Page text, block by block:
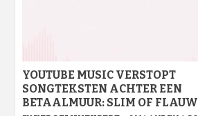
YOUTUBE MUSIC VERSTOPT
SONGTEKSTEN ACHTER EEN
BETAALMUUR: SLIM OF